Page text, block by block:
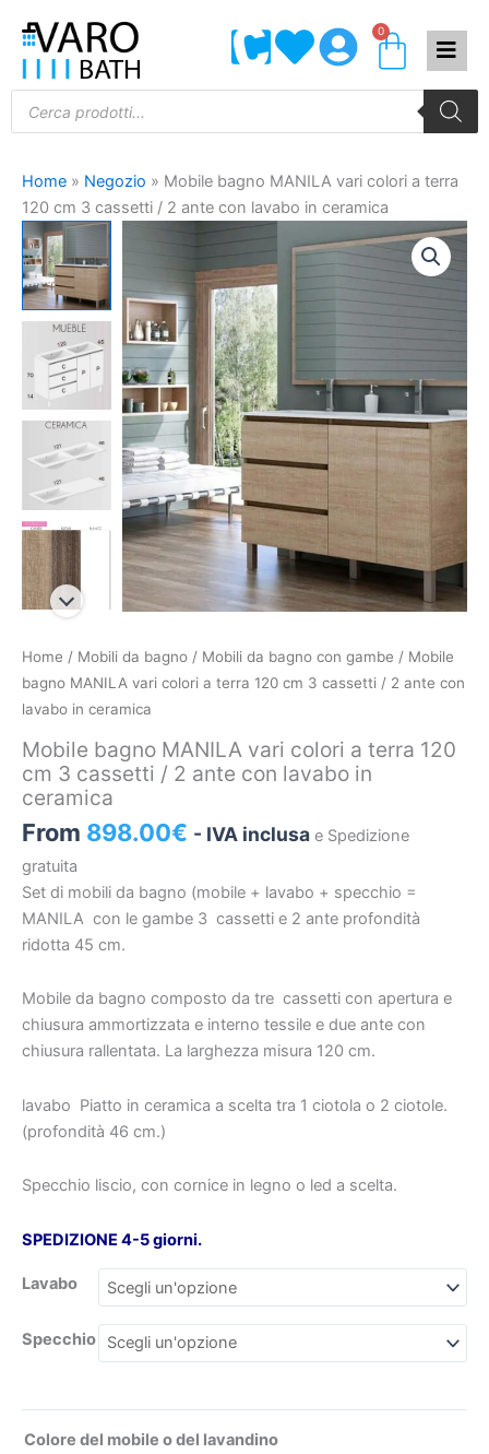
contenuto
0
Products
search
Home » Negozio » Mobile bagno MANILA vari colori a terra
120 cm 3 cassetti / 2 ante con lavabo in ceramica
Home / Mobili da bagno / Mobili da bagno con gambe / Mobile
bagno MANILA vari colori a terra 120 cm 3 cassetti / 2 ante con
lavabo in ceramica
Mobile bagno MANILA vari colori a terra 120
cm 3 cassetti / 2 ante con lavabo in
ceramica
From 898.00€ - IVA inclusa e Spedizione
gratuita
Set di mobili da bagno (mobile + lavabo + specchio =
MANILA con le gambe 3 cassetti e 2 ante profondità
ridotta 45 cm.
Mobile da bagno composto da tre cassetti con apertura e
chiusura ammortizzata e interno tessile e due ante con
chiusura rallentata. La larghezza misura 120 cm.
lavabo Piatto in ceramica a scelta tra 1 ciotola o 2 ciotole.
(profondità 46 cm.)
Specchio liscio, con cornice in legno o led a scelta.
SPEDIZIONE 4-5 giorni.
Lavabo
Specchio
Colore del mobile o del lavandino
Mobile
bagno
MANILA
colori
a
120
cm
3
cassetti
/
ante
con
lavabo
ceramica
quantità